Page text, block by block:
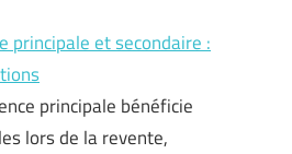
principale et secondaire :
principale bénéficie
lors de la revente,